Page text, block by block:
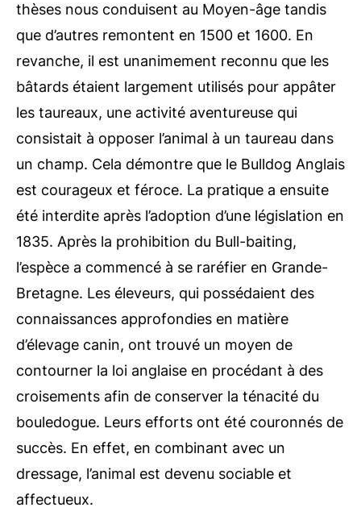
thèses nous conduisent au Moyen-âge tandis
que d’autres remontent en 1500 et 1600. En
revanche, il est unanimement reconnu que les
bâtards étaient largement utilisés pour appâter
les taureaux, une activité aventureuse qui
consistait à opposer l’animal à un taureau dans
un champ. Cela démontre que le Bulldog Anglais
est courageux et féroce. La pratique a ensuite
été interdite après l’adoption d’une législation en
1835. Après la prohibition du Bull-baiting,
l’espèce a commencé à se raréfier en Grande-
Bretagne. Les éleveurs, qui possédaient des
connaissances approfondies en matière
d’élevage canin, ont trouvé un moyen de
contourner la loi anglaise en procédant à des
croisements afin de conserver la ténacité du
bouledogue. Leurs efforts ont été couronnés de
succès. En effet, en combinant avec un
dressage, l’animal est devenu sociable et
affectueux.